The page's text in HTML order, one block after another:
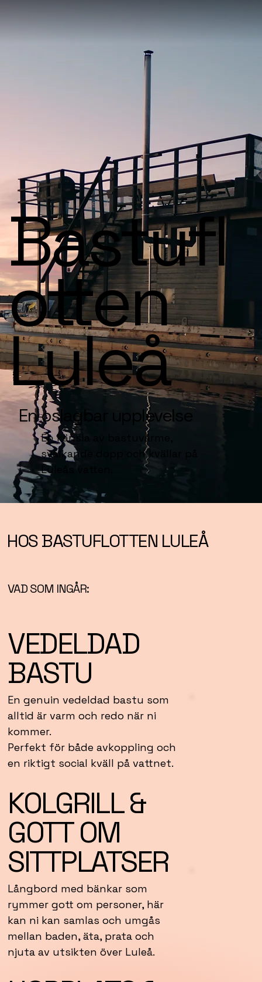
Bastufl
otten
Luleå
En oslagbar upplevelse
En känsla av bastuvärme,
svalkande dopp och kvällar på
Luleås vatten.
HOS BASTUFLOTTEN LULEÅ
VAD SOM INGÅR:
VEDELDAD
BASTU
En genuin vedeldad bastu som
alltid är varm och redo när ni
kommer.
Perfekt för både avkoppling och
en riktigt social kväll på vattnet.
KOLGRILL &
GOTT OM
SITTPLATSER
Långbord med bänkar som
rymmer gott om personer, här
kan ni kan samlas och umgås
mellan baden, äta, prata och
njuta av utsikten över Luleå.